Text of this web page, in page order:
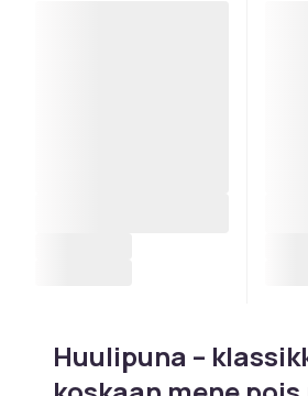
Huulipuna –